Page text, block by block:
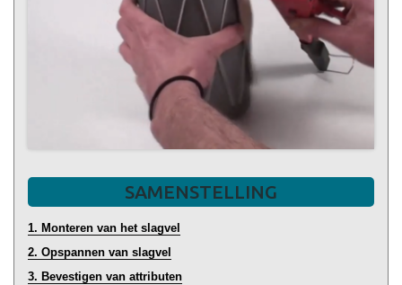
SAMENSTELLING
1. Monteren van het slagvel
2. Opspannen van slagvel
3. Bevestigen van attributen